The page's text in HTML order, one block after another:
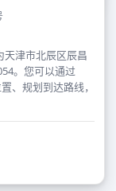
天津市北辰区辰昌
。您可以通过
、规划到达路线，